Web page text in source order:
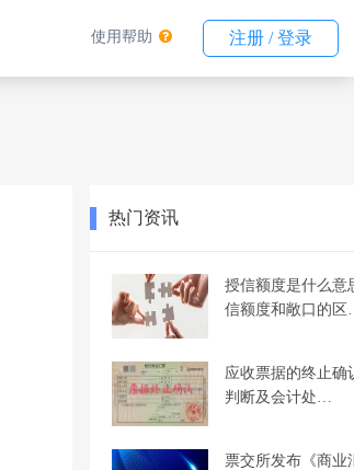
使用帮助 注册 / 登录
热门资讯
授信额度是什么意
信额度和敞口的
应收票据的终止确
判断及会计处…
票交所发布《商业